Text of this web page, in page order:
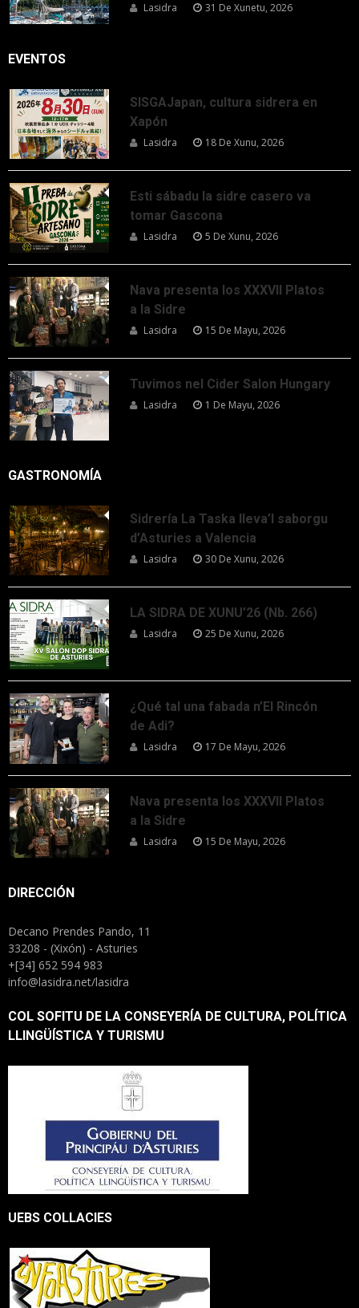
Lasidra 31 De Xunetu, 2026
EVENTOS
SISGAJapan, cultura sidrera en
Xapón
Lasidra 18 De Xunu, 2026
Esti sábadu la sidre casero va
tomar Gascona
Lasidra 5 De Xunu, 2026
Nava presenta los XXXVII Platos
a la Sidre
Lasidra 15 De Mayu, 2026
Tuvimos nel Cider Salon Hungary
Lasidra 1 De Mayu, 2026
GASTRONOMÍA
Sidrería La Taska lleva’l saborgu
d’Asturies a Valencia
Lasidra 30 De Xunu, 2026
LA SIDRA DE XUNU’26 (Nb. 266)
Lasidra 25 De Xunu, 2026
¿Qué tal una fabada n’El Rincón
de Adi?
Lasidra 17 De Mayu, 2026
Nava presenta los XXXVII Platos
a la Sidre
Lasidra 15 De Mayu, 2026
DIRECCIÓN
Decano Prendes Pando, 11
33208 - (Xixón) - Asturies
+[34] 652 594 983
info@lasidra.net/lasidra
COL SOFITU DE LA CONSEYERÍA DE CULTURA, POLÍTICA
LLINGÜÍSTICA Y TURISMU
UEBS COLLACIES